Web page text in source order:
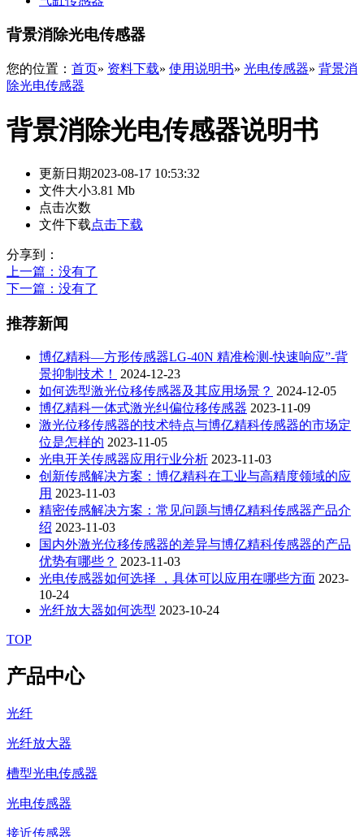
背景消除光电传感器
您的位置： 首页» 资料下载» 使用说明书» 光电传感器» 背景消
除光电传感器
背景消除光电传感器说明书
更新日期2023-08-17 10:53:32
文件大小3.81 Mb
点击次数
文件下载点击下载
分享到：
上一篇 ：没有了
下一篇 ：没有了
推荐新闻
博亿精科—方形传感器LG-40N 精准检测-快速响应”-背
景抑制技术！
2024-12-23
如何选型激光位移传感器及其应用场景？ 2024-12-05
博亿精科一体式激光纠偏位移传感器 2023-11-09
激光位移传感器的技术特点与博亿精科传感器的市场定
位是怎样的 2023-11-05
光电开关传感器应用行业分析 2023-11-03
创新传感解决方案：博亿精科在工业与高精度领域的应
用 2023-11-03
精密传感解决方案：常见问题与博亿精科传感器产品介
绍 2023-11-03
国内外激光位移传感器的差异与博亿精科传感器的产品
优势有哪些？ 2023-11-03
光电传感器如何选择 ，具体可以应用在哪些方面 2023-
10-24
光纤放大器如何选型 2023-10-24
TOP
产品中心
光纤
光纤放大器
槽型光电传感器
光电传感器
接近传感器